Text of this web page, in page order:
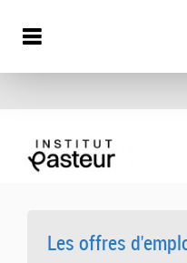
Les offres